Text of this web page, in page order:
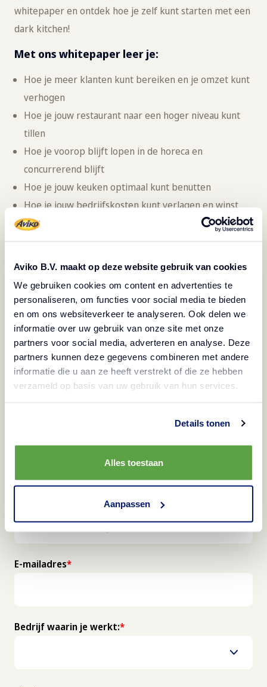
Aviko B.V. maakt op deze website gebruik van cookies
We gebruiken cookies om content en advertenties te
personaliseren, om functies voor social media te bieden
en om ons websiteverkeer te analyseren. Ook delen we
informatie over uw gebruik van onze site met onze
partners voor social media, adverteren en analyse. Deze
partners kunnen deze gegevens combineren met andere
informatie die u aan ze heeft verstrekt of die ze hebben
verzameld op basis van uw gebruik van hun services.
Details tonen
Alles toestaan
Aanpassen
whitepaper en ontdek hoe je zelf kunt starten met een
dark kitchen!
Met ons whitepaper leer je:
Hoe je meer klanten kunt bereiken en je omzet kunt
verhogen
Hoe je jouw restaurant naar een hoger niveau kunt
tillen
Hoe je voorop blijft lopen in de horeca en
concurrerend blijft
Hoe je jouw keuken optimaal kunt benutten
Hoe je jouw bedrijfskosten kunt verlagen en winst
kunt maken
Laat ons je helpen om jouw restaurant succesvol te
maken! Vul het formulier in en meld je aan voor onze
nieuwsbrief. Je ontvangt vervolgens het whitepaper
direct in jouw mailbox.